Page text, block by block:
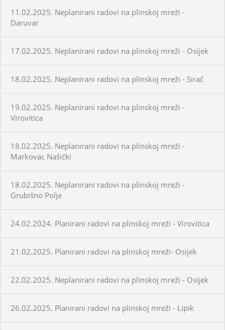
11.02.2025. Neplanirani radovi na plinskoj mreži -
Daruvar
17.02.2025. Neplanirani radovi na plinskoj mreži - Osijek
18.02.2025. Neplanirani radovi na plinskoj mreži - Sirač
19.02.2025. Neplanirani radovi na plinskoj mreži -
Virovitica
18.02.2025. Neplanirani radovi na plinskoj mreži -
Markovac Našički
18.02.2025. Neplanirani radovi na plinskoj mreži -
Grubišno Polje
24.02.2024. Planirani radovi na plinskoj mreži - Virovitica
21.02.2025. Planirani radovi na plinskoj mreži- Osijek
22.02.2025. Neplanirani radovi na plinskoj mreži - Osijek
26.02.2025. Planirani radovi na plinskoj mreži - Lipik